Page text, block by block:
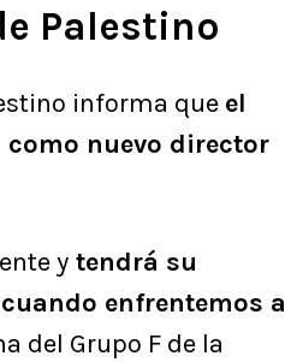
Palestino
informa que el
nuevo director
y tendrá su
enfrentemos a
del Grupo F de la